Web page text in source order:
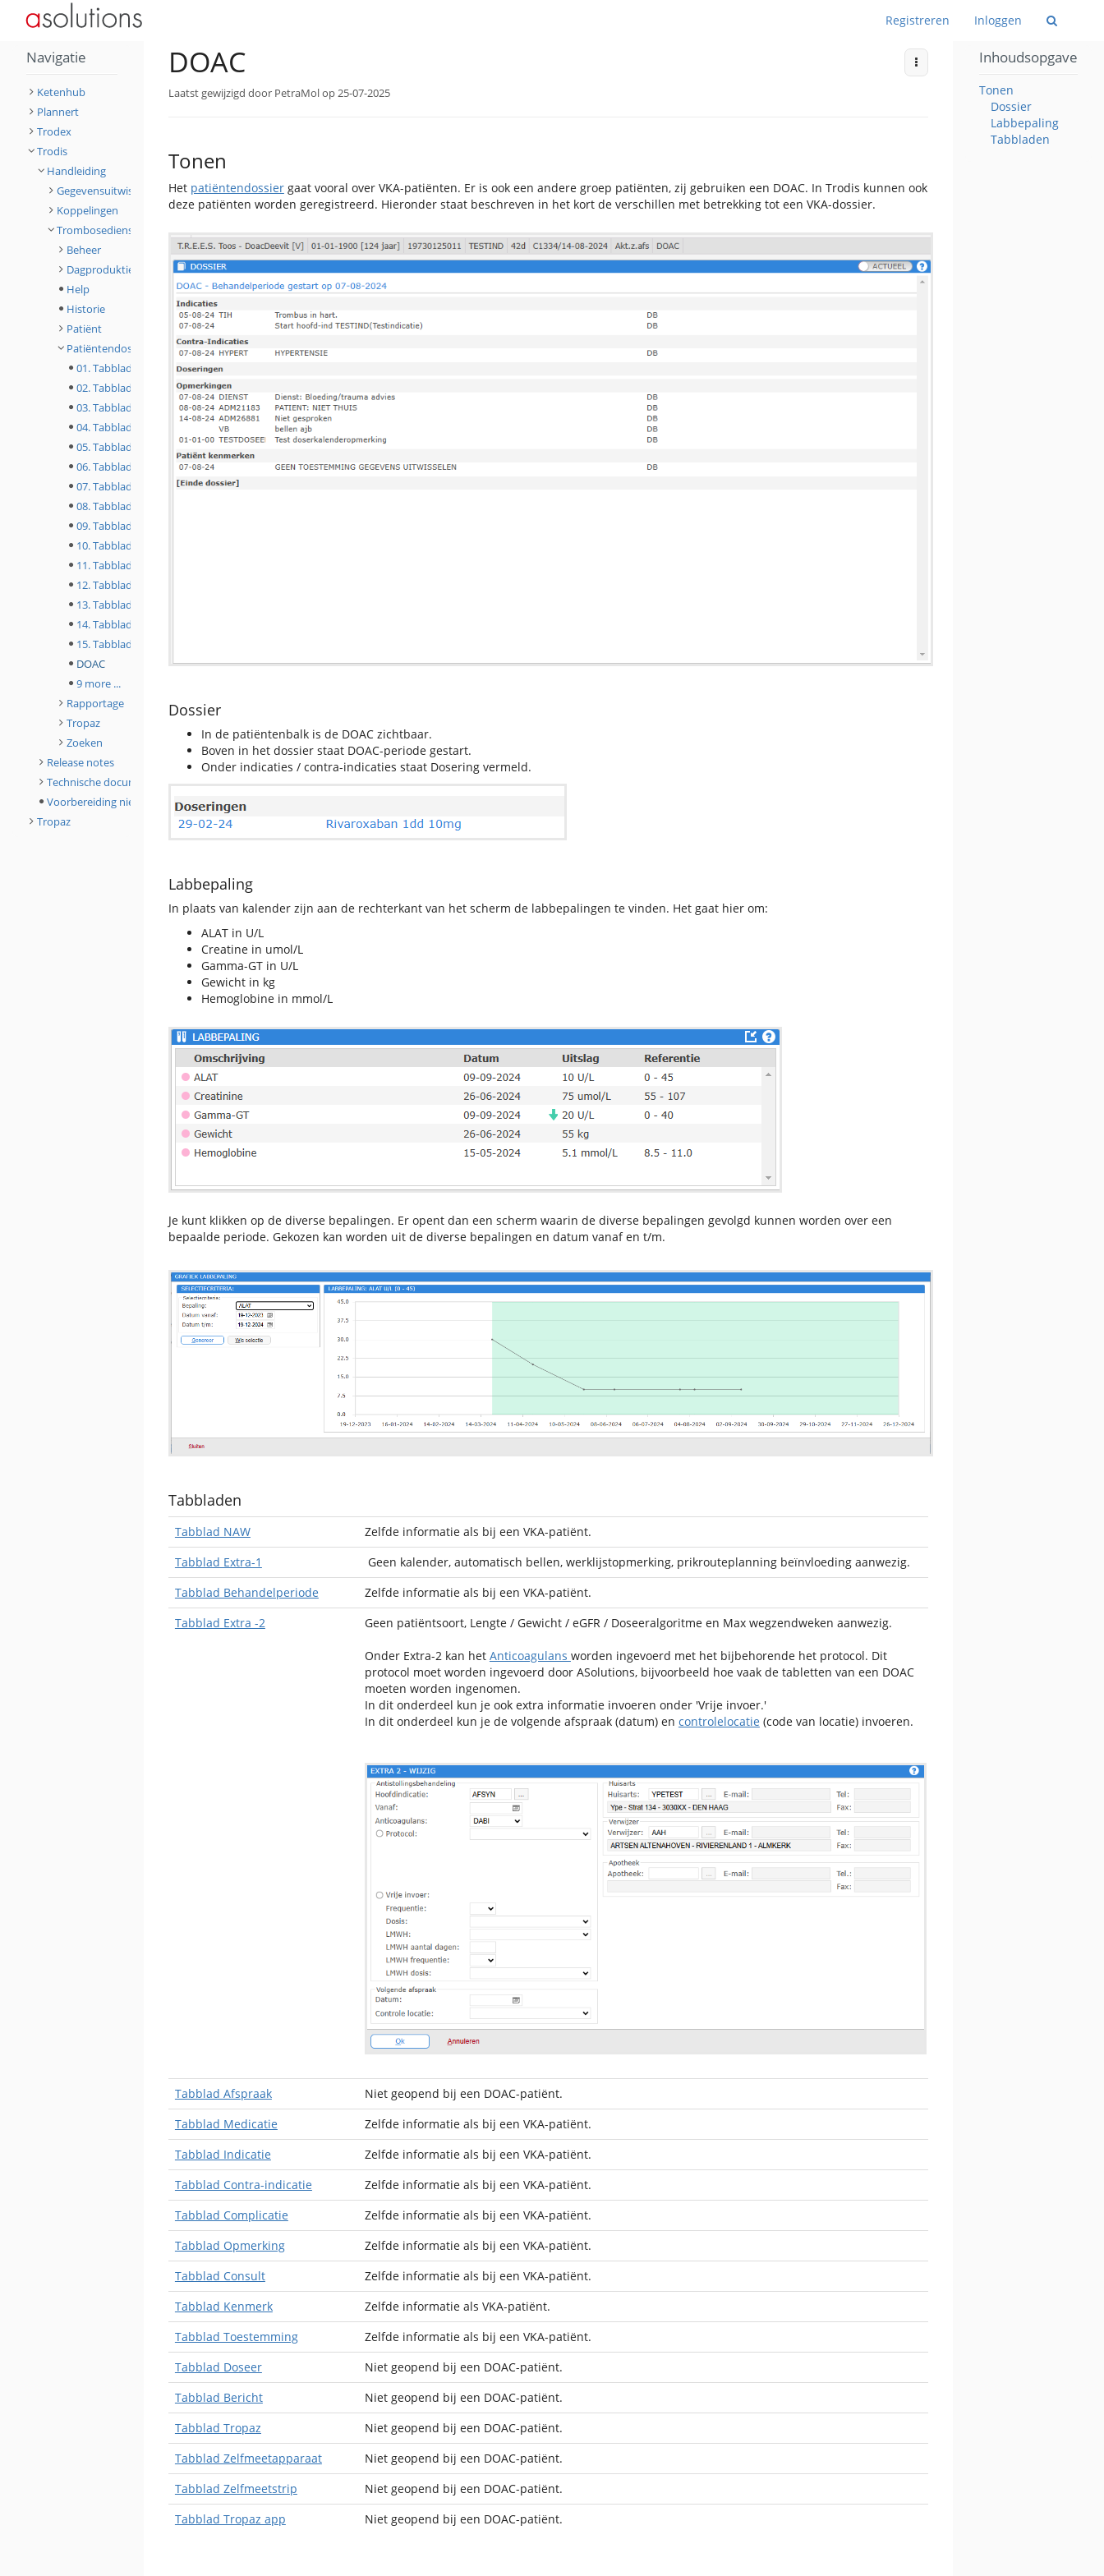
Registreren Inloggen
DOAC
Laatst gewijzigd door PetraMol op 25-07-2025
More Actions
Tonen
Het patiëntendossiergaat vooral over VKA-patiënten. Er is ook een andere groep patiënten, zij gebruiken een DOAC. In Trodis kunnen ook
deze patiënten worden geregistreerd. Hieronder staat beschreven in het kort de verschillen met betrekking tot een VKA-dossier.
Dossier
In de patiëntenbalk is de DOAC zichtbaar.
Boven in het dossier staat DOAC-periode gestart.
Onder indicaties / contra-indicaties staat Dosering vermeld.
Labbepaling
In plaats van kalender zijn aan de rechterkant van het scherm de labbepalingen te vinden. Het gaat hier om:
ALAT in U/L
Creatine in umol/L
Gamma-GT in U/L
Gewicht in kg
Hemoglobine in mmol/L
Je kunt klikken op de diverse bepalingen. Er opent dan een scherm waarin de diverse bepalingen gevolgd kunnen worden over een
bepaalde periode. Gekozen kan worden uit de diverse bepalingen en datum vanaf en t/m.
Tabbladen
Tabblad NAW
Zelfde informatie als bij een VKA-patiënt.
Tabblad Extra-1
Geen kalender, automatisch bellen, werklijstopmerking, prikrouteplanning beïnvloeding aanwezig.
Tabblad Behandelperiode
Zelfde informatie als bij een VKA-patiënt.
Tabblad Extra -2
Geen patiëntsoort, Lengte / Gewicht / eGFR / Doseeralgoritme en Max wegzendweken aanwezig.
Onder Extra-2 kan het Anticoagulans worden ingevoerd met het bijbehorende het protocol. Dit
protocol moet worden ingevoerd door ASolutions, bijvoorbeeld hoe vaak de tabletten van een DOAC
moeten worden ingenomen.
In dit onderdeel kun je ook extra informatie invoeren onder 'Vrije invoer.'
In dit onderdeel kun je de volgende afspraak (datum) en controlelocatie (code van locatie) invoeren.
Tabblad Afspraak
Niet geopend bij een DOAC-patiënt.
Tabblad Medicatie
Zelfde informatie als bij een VKA-patiënt.
Tabblad Indicatie
Zelfde informatie als bij een VKA-patiënt.
Tabblad Contra-indicatie
Zelfde informatie als bij een VKA-patiënt.
Tabblad Complicatie
Zelfde informatie als bij een VKA-patiënt.
Tabblad Opmerking
Zelfde informatie als bij een VKA-patiënt.
Tabblad Consult
Zelfde informatie als bij een VKA-patiënt.
Tabblad Kenmerk
Zelfde informatie als VKA-patiënt.
Tabblad Toestemming
Zelfde informatie als bij een VKA-patiënt.
Tabblad Doseer
Niet geopend bij een DOAC-patiënt.
Tabblad Bericht
Niet geopend bij een DOAC-patiënt.
Tabblad Tropaz
Niet geopend bij een DOAC-patiënt.
Tabblad Zelfmeetapparaat
Niet geopend bij een DOAC-patiënt.
Tabblad Zelfmeetstrip
Niet geopend bij een DOAC-patiënt.
Tabblad Tropaz app
Niet geopend bij een DOAC-patiënt.
Navigatie
Ketenhub
Plannert
Trodex
Trodis
Handleiding
Gegevensuitwisseling
Koppelingen
Trombosedienst dossier
Beheer
Dagproduktie
Help
Historie
Patiënt
Patiëntendossier
01. Tabblad NAW
02. Tabblad Extra-1
03. Tabblad Behandelperiode
04. Tabblad Extra-2
05. Tabblad Afspraak
06. Tabblad Medicatie
07. Tabblad Indicatie
08. Tabblad Contra-indicatie
09. Tabblad Complicatie
10. Tabblad Opmerking
11. Tabblad Consult
12. Tabblad Kenmerk
13. Tabblad Toestemming
14. Tabblad Doseer
15. Tabblad Bericht
DOAC
9 more ...
Rapportage
Tropaz
Zoeken
Release notes
Technische documentatie
Voorbereiding nieuwe release
Tropaz
Inhoudsopgave
Tonen
Dossier
Labbepaling
Tabbladen